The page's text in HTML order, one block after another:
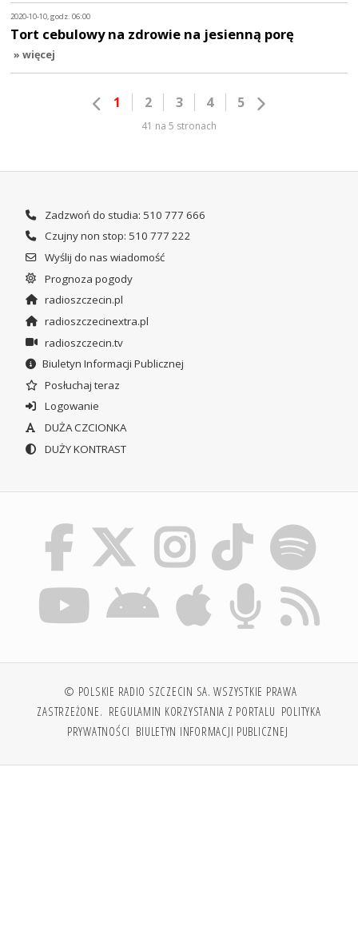
2020-10-10, godz. 06:00
Tort cebulowy na zdrowie na jesienną porę
» więcej
1 2 3 4 5
41 na 5 stronach
Zadzwoń do studia: 510 777 666
Czujny non stop: 510 777 222
Wyślij do nas wiadomość
Prognoza pogody
radioszczecin.pl
radioszczecinextra.pl
radioszczecin.tv
Biuletyn Informacji Publicznej
Posłuchaj teraz
Logowanie
DUŻA CZCIONKA
DUŻY KONTRAST
© POLSKIE RADIO SZCZECIN SA. WSZYSTKIE PRAWA
ZASTRZEŻONE. REGULAMIN KORZYSTANIA Z PORTALU POLITYKA
PRYWATNOŚCI BIULETYN INFORMACJI PUBLICZNEJ